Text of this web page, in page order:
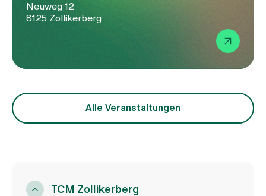
Neuweg 12
8125 Zollikerberg
Alle Veranstaltungen
TCM Zollikerberg